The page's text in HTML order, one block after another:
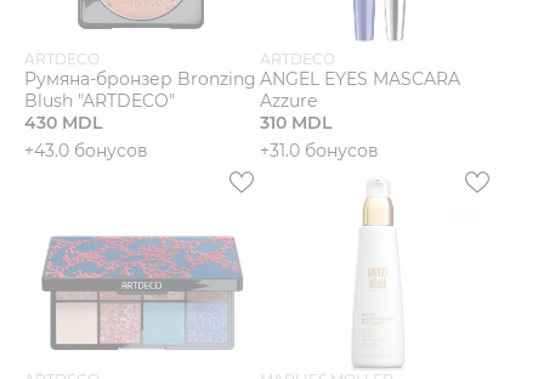
Бренды
Новости
Магазины
Скидки
ARTDECO
Румяна-бронзер Bronzing
Blush "ARTDECO"
430 MDL
+43.0 бонусов
ARTDECO
ANGEL EYES MASCARA
Azzure
310 MDL
+31.0 бонусов